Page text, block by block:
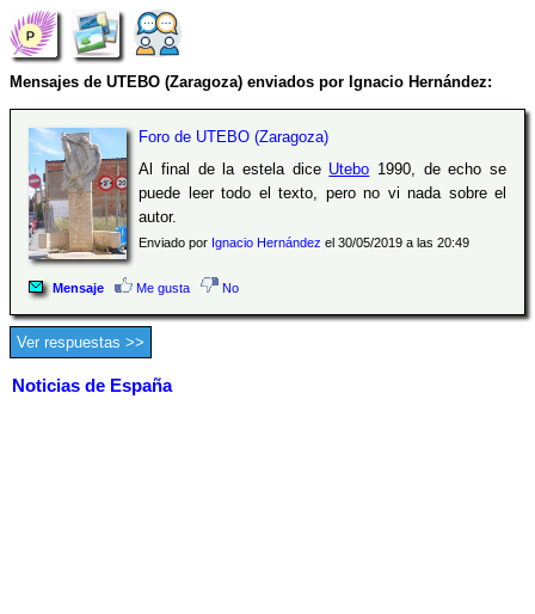
Mensajes de UTEBO (Zaragoza) enviados por Ignacio Hernández:
Foro de UTEBO (Zaragoza)
Al final de la estela dice Utebo 1990, de echo se
puede leer todo el texto, pero no vi nada sobre el
autor.
Enviado por Ignacio Hernández el 30/05/2019 a las 20:49
Mensaje Me gusta No
Ver respuestas >>
Noticias de España